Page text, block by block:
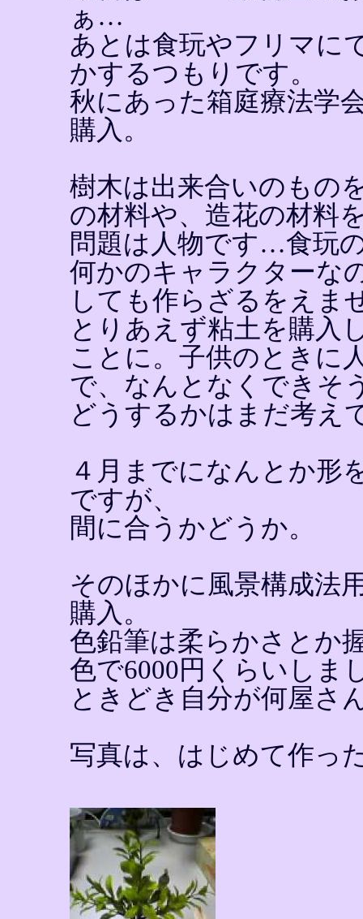
ぁ…
あとは食玩やフリマに
かするつもりです。
秋にあった箱庭療法学
購入。
樹木は出来合いのもの
の材料や、造花の材料
問題は人物です…食玩
何かのキャラクターな
しても作らざるをえま
とりあえず粘土を購入
ことに。子供のときに
で、なんとなくできそ
どうするかはまだ考え
４月までになんとか形
ですが、
間に合うかどうか。
そのほかに風景構成法
購入。
色鉛筆は柔らかさとか
色で6000円くらいしま
ときどき自分が何屋さ
写真は、はじめて作っ